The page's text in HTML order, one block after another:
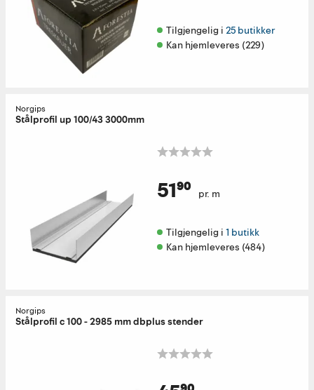
Tilgjengelig i 25 butikker
Kan hjemleveres (229)
Norgips
Stålprofil up 100/43 3000mm
51⁹⁰ pr. m
Tilgjengelig i 1 butikk
Kan hjemleveres (484)
Norgips
Stålprofil c 100 - 2985 mm dbplus stender